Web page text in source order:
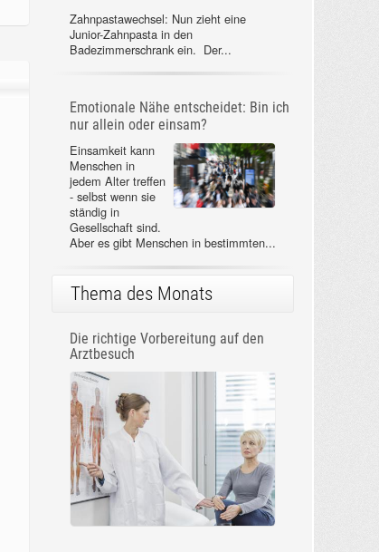
Zahnpastawechsel: Nun zieht eine
Junior-Zahnpasta in den
Badezimmerschrank ein. Der...
Emotionale Nähe entscheidet: Bin ich
nur allein oder einsam?
Einsamkeit kann
Menschen in
jedem Alter treffen
- selbst wenn sie
ständig in
Gesellschaft sind.
Aber es gibt Menschen in bestimmten...
Thema des Monats
Die richtige Vorbereitung auf den
Arztbesuch